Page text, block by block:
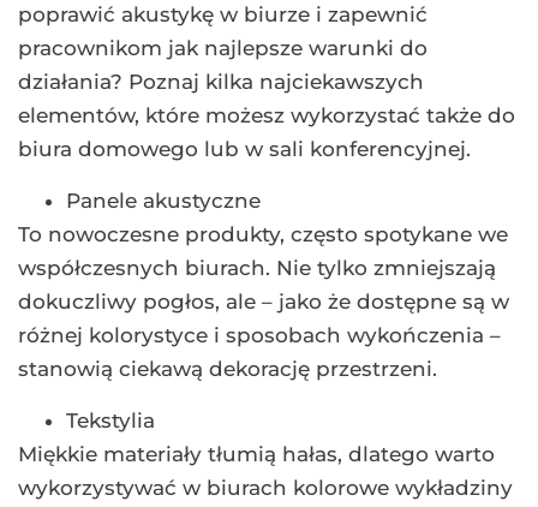
poprawić akustykę w biurze i zapewnić
pracownikom jak najlepsze warunki do
działania? Poznaj kilka najciekawszych
elementów, które możesz wykorzystać także do
biura domowego lub w sali konferencyjnej.
Panele akustyczne
To nowoczesne produkty, często spotykane we
współczesnych biurach. Nie tylko zmniejszają
dokuczliwy pogłos, ale – jako że dostępne są w
różnej kolorystyce i sposobach wykończenia –
stanowią ciekawą dekorację przestrzeni.
Tekstylia
Miękkie materiały tłumią hałas, dlatego warto
wykorzystywać w biurach kolorowe wykładziny